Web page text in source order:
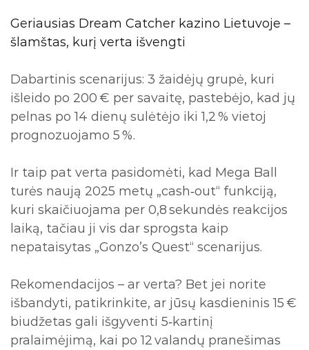
Geriausias Dream Catcher kazino Lietuvoje –
šlamštas, kurį verta išvengti
Dabartinis scenarijus: 3 žaidėjų grupė, kuri
išleido po 200 € per savaitę, pastebėjo, kad jų
pelnas po 14 dienų sulėtėjo iki 1,2 % vietoj
prognozuojamo 5 %.
Ir taip pat verta pasidomėti, kad Mega Ball
turės naują 2025 metų „cash‑out“ funkciją,
kuri skaičiuojama per 0,8 sekundės reakcijos
laiką, tačiau ji vis dar sprogsta kaip
nepataisytas „Gonzo’s Quest“ scenarijus.
Rekomendacijos – ar verta? Bet jei norite
išbandyti, patikrinkite, ar jūsų kasdieninis 15 €
biudžetas gali išgyventi 5‑kartinį
pralaimėjimą, kai po 12 valandų pranešimas